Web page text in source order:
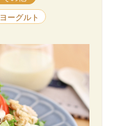
ヨーグルト